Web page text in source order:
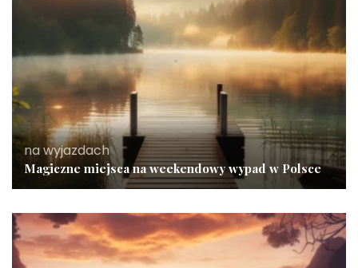
na wyjazdach
Magiczne miejsca na weekendowy wypad w Polsce